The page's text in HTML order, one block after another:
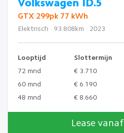
Volkswagen ID.5
GTX 299pk 77 kWh
Elektrisch · 93.808km · 2023
Looptijd Slottermijn
72 mnd
€ 3.710
60 mnd
€ 6.190
48 mnd
€ 8.660
Lease vanaf